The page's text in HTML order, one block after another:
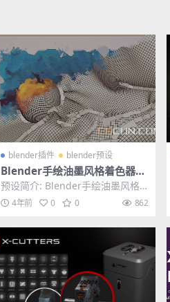
blender插件 blender预设
Blender手绘油墨风格着色器预
设 Blender Illustration Shad
er Advanced V3
预设简介: Blender手绘油墨风格
着色器预设 Blender Illustr...
4年前 0 0 862